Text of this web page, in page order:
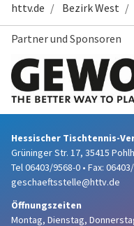
httv.de Bezirk West
Partner und Sponsoren
Hessischer Tischtennis-
Grüninger Str. 17, 35415
Tel 06403/9568-0 • Fax:
geschaeftsstelle@httv.de
Öffnungszeiten
Montag, Dienstag,